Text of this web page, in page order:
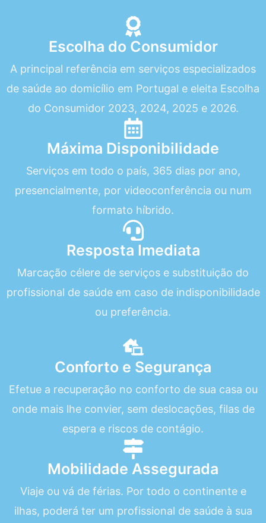
Escolha do Consumidor
A principal referência em serviços especializados
de saúde ao domicílio em Portugal e eleita Escolha
do Consumidor 2023, 2024, 2025 e 2026.
Máxima Disponibilidade
Serviços em todo o país, 365 dias por ano,
presencialmente, por videoconferência ou num
formato híbrido.
Resposta Imediata
Marcação célere de serviços e substituição do
profissional de saúde em caso de indisponibilidade
ou preferência.
Conforto e Segurança
Efetue a recuperação no conforto de sua casa ou
onde mais lhe convier, sem deslocações, filas de
espera e riscos de contágio.
Mobilidade Assegurada
Viaje ou vá de férias. Por todo o continente e
ilhas, poderá ter um profissional de saúde à sua